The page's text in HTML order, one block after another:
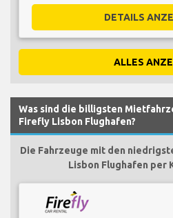
DETAILS
ALLES
Was sind die billigsten
Firefly Lisbon Flughafen?
Die Fahrzeuge mit den
Lisbon Flughafen per